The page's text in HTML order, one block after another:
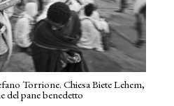
Torrione. Chiesa Biete Lehem,
del pane benedetto